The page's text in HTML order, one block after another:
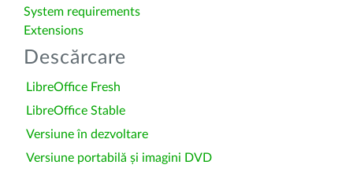
System requirements
Extensions
Descărcare
LibreOffice Fresh
LibreOffice Stable
Versiune în dezvoltare
Versiune portabilă și imagini DVD